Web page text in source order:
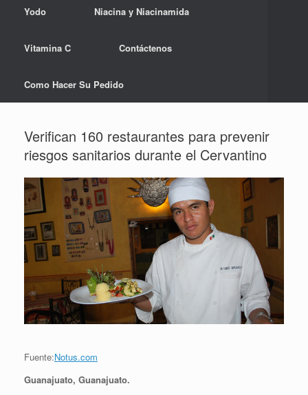
Yodo Niacina y Niacinamida
Vitamina C Contáctenos
Como Hacer Su Pedido
Verifican 160 restaurantes para prevenir
riesgos sanitarios durante el Cervantino
Fuente:Notus.com
Guanajuato, Guanajuato.